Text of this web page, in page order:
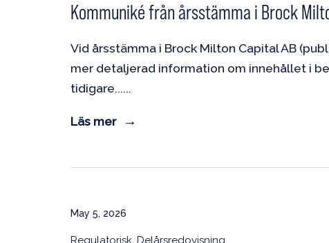
Kommuniké från årsstämma i Brock
Vid årsstämma i Brock Milton Capital AB
mer detaljerad information om innehållet i
tidigare...
Läs mer
May 5, 2026
Regulatorisk, Delårsredovisning